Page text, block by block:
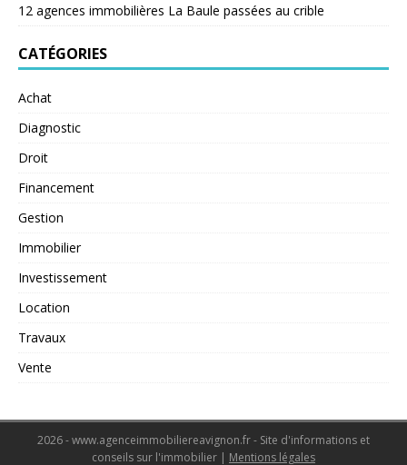
12 agences immobilières La Baule passées au crible
CATÉGORIES
Achat
Diagnostic
Droit
Financement
Gestion
Immobilier
Investissement
Location
Travaux
Vente
2026 - www.agenceimmobiliereavignon.fr - Site d'informations et
conseils sur l'immobilier | Mentions légales